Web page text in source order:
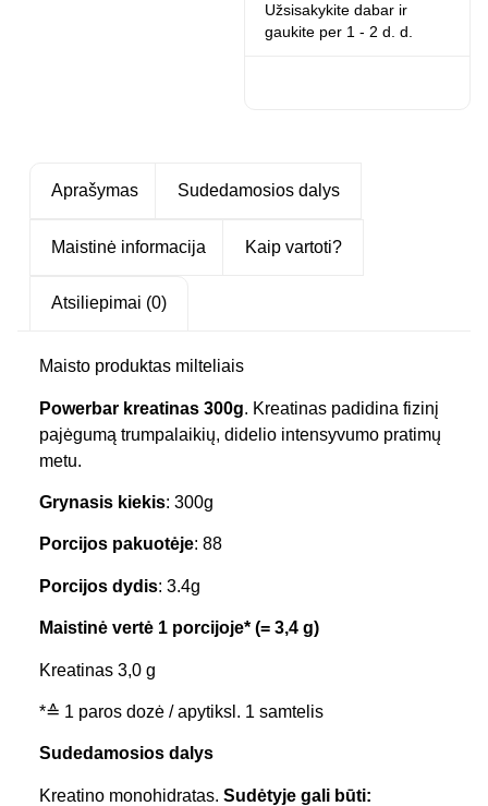
Užsisakykite dabar ir
gaukite per 1 - 2 d. d.
Aprašymas Sudedamosios dalys
Maistinė informacija Kaip vartoti?
Atsiliepimai (0)
Maisto produktas milteliais
Powerbar kreatinas 300g. Kreatinas padidina fizinį
pajėgumą trumpalaikių, didelio intensyvumo pratimų
metu.
Grynasis kiekis: 300g
Porcijos pakuotėje: 88
Porcijos dydis: 3.4g
Maistinė vertė 1 porcijoje* (= 3,4 g)
Kreatinas 3,0 g
*≙ 1 paros dozė / apytiksl. 1 samtelis
Sudedamosios dalys
Kreatino monohidratas. Sudėtyje gali būti: